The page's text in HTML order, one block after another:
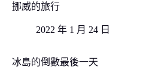
挪威的旅行
2022 年 1 月 24 日
冰島的倒數最後一天